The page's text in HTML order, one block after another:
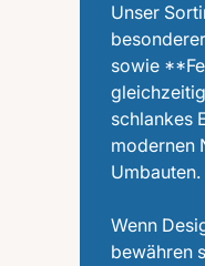
Unser
sowie
schlankes
modernen
Umbauten.
Wenn
bewähren